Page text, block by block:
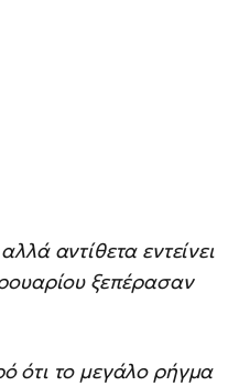
αντίθετα εντείνει
ξεπέρασαν
ότι το μεγάλο ρήγμα